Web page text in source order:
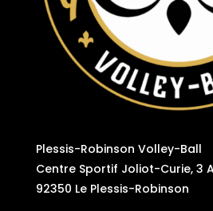
Plessis-Robinson Volley-Ball
Centre Sportif Joliot-Curie, 3
92350 Le Plessis-Robinson